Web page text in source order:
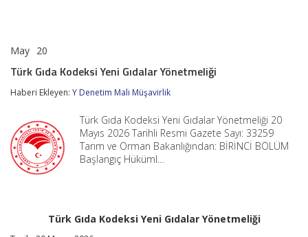
May 20
Kodeksi
Gıdalar
Türk Gıda Kodeksi Yeni Gıdalar Yönetmeliği
Haberi Ekleyen: Y Denetim Mali Müşavirlik
Türk Gıda Kodeksi Yeni Gıdalar Yönetmeliği 20
Mayıs 2026 Tarihli Resmi Gazete Sayı: 33259
Tarım ve Orman Bakanlığından: BİRİNCİ BÖLÜM
Başlangıç Hüküml…
Türk Gıda Kodeksi Yeni Gıdalar Yönetmeliği